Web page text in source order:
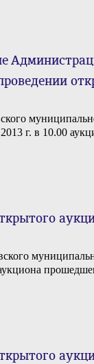
г. в 10.00